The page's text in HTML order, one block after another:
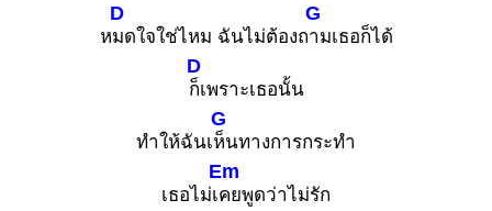
ห
D
มดใจใช่ไหม ฉันไม่ต้องถ
G
ามเธอก็ได้
D
ก็เพราะเธอนั้น
ทำให้ฉันเ
G
ห็นทางการกระทำ
เธอไม่เ
Em
คยพูดว่าไม่รัก